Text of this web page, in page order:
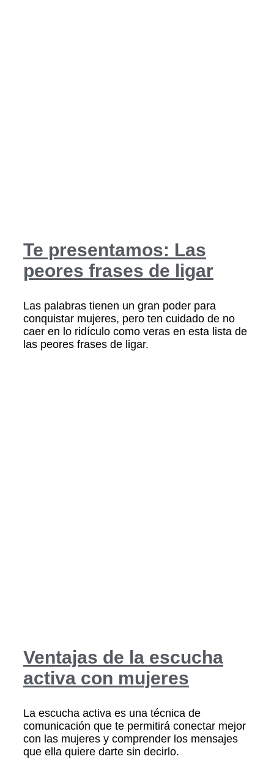
Te presentamos: Las
peores frases de ligar
Las palabras tienen un gran poder para
conquistar mujeres, pero ten cuidado de no
caer en lo ridículo como veras en esta lista de
las peores frases de ligar.
Ventajas de la escucha
activa con mujeres
La escucha activa es una técnica de
comunicación que te permitirá conectar mejor
con las mujeres y comprender los mensajes
que ella quiere darte sin decirlo.